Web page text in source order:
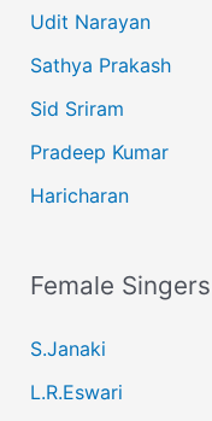
Udit Narayan
Sathya Prakash
Sid Sriram
Pradeep Kumar
Haricharan
Female Singers
S.Janaki
L.R.Eswari